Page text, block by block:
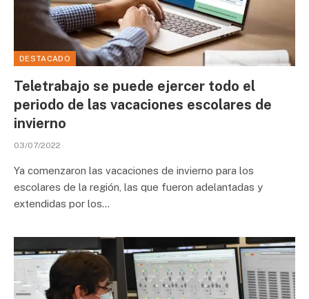
DESTACADO
Teletrabajo se puede ejercer todo el
periodo de las vacaciones escolares de
invierno
03/07/2022
Ya comenzaron las vacaciones de invierno para los
escolares de la región, las que fueron adelantadas y
extendidas por los…